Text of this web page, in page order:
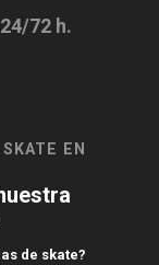
72 h.
EN
de skate?